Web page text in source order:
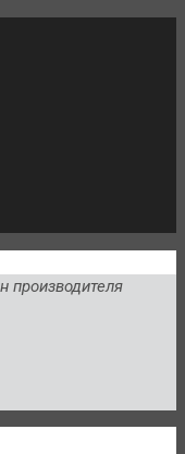
производителя